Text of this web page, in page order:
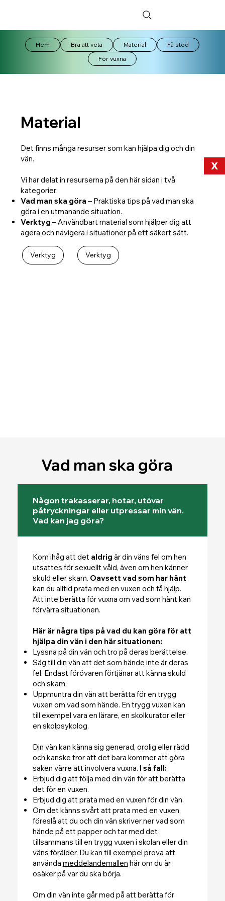
Vad man ska göra
Någon trakasserar, hotar, utövar
påtryckningar eller utpressar min vän.
Vad kan jag göra?
Kom ihåg att det aldrig är din väns fel om hen
utsattes för sexuellt våld, även om hen känner
skuld eller skam. Oavsett vad som har hänt
kan du alltid prata med en vuxen och få hjälp.
Att inte berätta för vuxna om vad som hänt kan
förvärra situationen.
Här är några tips på vad du kan göra för att
hjälpa din vän i den här situationen:
Lyssna på din vän och tro på deras berättelse.
Säg till din vän att det som hände inte är deras
fel. Endast förövaren förtjänar att känna skuld
och skam.
Uppmuntra din vän att berätta för en trygg
vuxen om vad som hände. En trygg vuxen kan
till exempel vara en lärare, en skolkurator eller
en skolpsykolog.
Din vän kan känna sig generad, orolig eller rädd
och kanske tror att det bara kommer att göra
saken värre att involvera vuxna. I så fall:
Erbjud dig att följa med din vän för att berätta
det för en vuxen.
Erbjud dig att prata med en vuxen för din vän.
Om det känns svårt att prata med en vuxen,
föreslå att du och din vän skriver ner vad som
hände på ett papper och tar med det
tillsammans till en trygg vuxen i skolan eller din
väns förälder. Du kan till exempel prova att
använda meddelandemallen här om du är
osäker på var du ska börja.
Om din vän inte går med på att berätta för
Material
Det finns många resurser som kan hjälpa dig och din
vän.
Vi har delat in resurserna på den här sidan i två
kategorier:
Vad man ska göra – Praktiska tips på vad man ska
göra i en utmanande situation.
Verktyg– Användbart material som hjälper dig att
agera och navigera i situationer på ett säkert sätt.
Verktyg Verktyg
Hem Bra att veta Material
Få stöd
För vuxna
X